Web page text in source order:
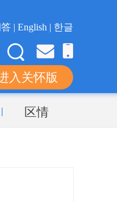
| English | 한글
入关怀版
区情